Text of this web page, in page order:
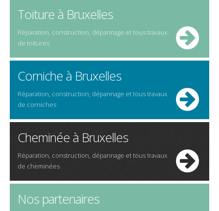
Toiture à Bruxelles
Réparation, construction, dépannage et tous travaux
de toitures
Corniche à Bruxelles
Réparation, construction, dépannage et tous travaux
de corniches
Cheminée à Bruxelles
Réparation, construction, dépannage et tous travaux
de cheminées
Nos partenaires